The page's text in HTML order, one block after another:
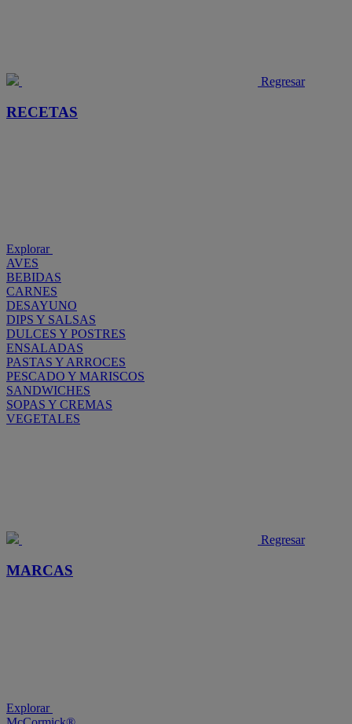
Regresar
RECETAS
Explorar
AVES
BEBIDAS
CARNES
DESAYUNO
DIPS Y SALSAS
DULCES Y POSTRES
ENSALADAS
PASTAS Y ARROCES
PESCADO Y MARISCOS
SANDWICHES
SOPAS Y CREMAS
VEGETALES
Regresar
MARCAS
Explorar